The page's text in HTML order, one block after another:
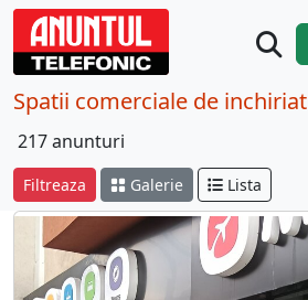
Spatii comerciale de inchiriat
217 anunturi
Filtreaza Galerie Lista